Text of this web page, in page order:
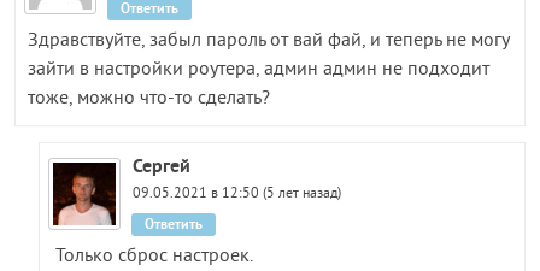
Здравствуйте, забыл пароль от вай фай, и теперь не могу
зайти в настройки роутера, админ админ не подходит
тоже, можно что-то сделать?
Ответить
Сергей
09.05.2021 в 12:50 (5 лет назад)
Только сброс настроек.
Ответить